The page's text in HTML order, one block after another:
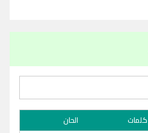
كلمات الحان